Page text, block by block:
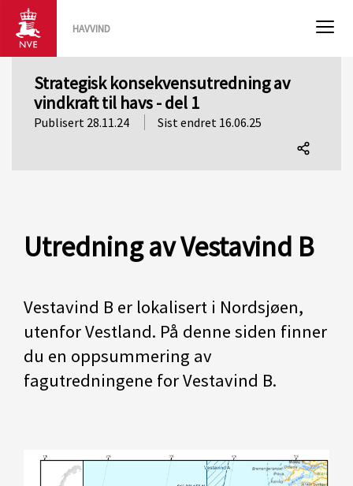
HAVVIND
Strategisk konsekvensutredning av
vindkraft til havs - del 1
Publisert 28.11.24 Sist endret 16.06.25
Utredning av Vestavind B
Vestavind B er lokalisert i Nordsjøen,
utenfor Vestland. På denne siden finner
du en oppsummering av
fagutredningene for Vestavind B.